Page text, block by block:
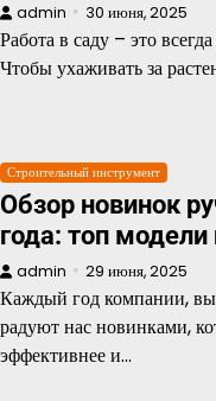
admin 30 июня, 2025
Работа в саду – это
Чтобы ухаживать за
Строительный инструмент
Обзор новинок
года: топ
admin 29 июня, 2025
Каждый год компании,
радуют нас новинками,
эффективнее и…